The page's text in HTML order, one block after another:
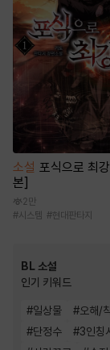
소설 포식으로 최
본]
2만
#시스템 #현대판타지
BL 소설
인기 키워드
#일상물 #오해/
#단정수 #3인칭